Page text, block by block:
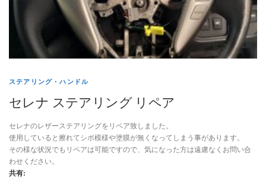
ステアリング・ハンドル
セレナ ステアリング リペア
セレナのレザーステアリングをリペア致しました。
使用していると擦れてシボ模様や塗膜が無くなってしまう事があります。
その様な状況でもリペアは可能ですので、気になった方は遠慮なくお問い合
わせください。
共有: